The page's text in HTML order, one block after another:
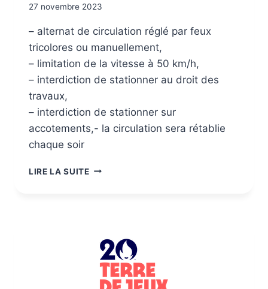
27 novembre 2023
– alternat de circulation réglé par feux
tricolores ou manuellement,
– limitation de la vitesse à 50 km/h,
– interdiction de stationner au droit des
travaux,
– interdiction de stationner sur
accotements,- la circulation sera rétablie
chaque soir
LIRE LA SUITE